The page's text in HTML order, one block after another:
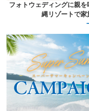
フォトウェディングに親
縄リゾートで